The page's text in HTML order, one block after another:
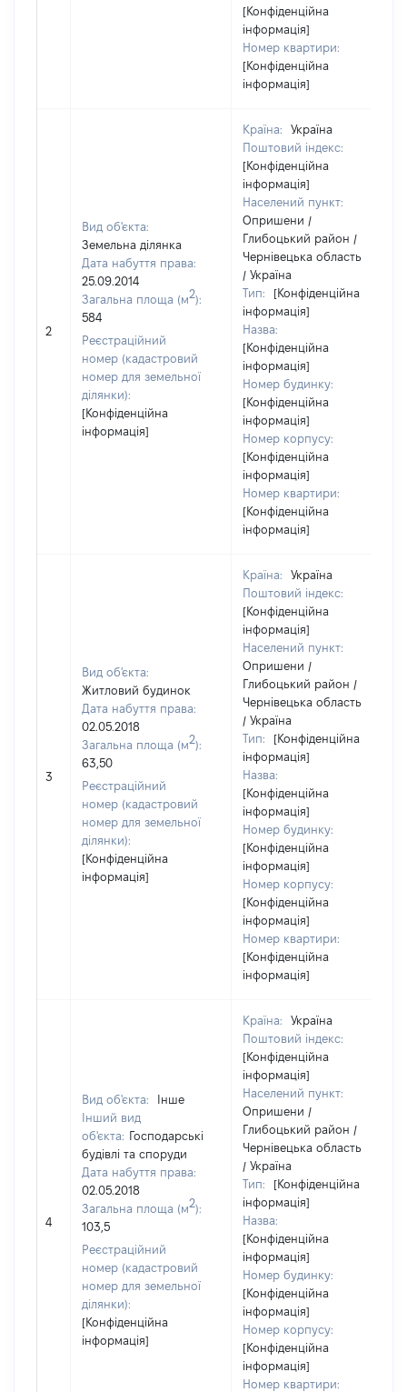
[Конфіденційна
інформація]
Номер квартири:
[Конфіденційна
інформація]
2
Вид об'єкта:
Земельна ділянка
Дата набуття права:
25.09.2014
Загальна площа (м2):
584
Реєстраційний
номер (кадастровий
номер для земельної
ділянки):
[Конфіденційна
інформація]
Країна:
Україна
Поштовий індекс:
[Конфіденційна
інформація]
Населений пункт:
Опришени /
Глибоцький район /
Чернівецька область
/ Україна
Тип:
[Конфіденційна
інформація]
Назва:
[Конфіденційна
інформація]
Номер будинку:
[Конфіденційна
інформація]
Номер корпусу:
[Конфіденційна
інформація]
Номер квартири:
[Конфіденційна
інформація]
3
Вид об'єкта:
Житловий будинок
Дата набуття права:
02.05.2018
Загальна площа (м2):
63,50
Реєстраційний
номер (кадастровий
номер для земельної
ділянки):
[Конфіденційна
інформація]
Країна:
Україна
Поштовий індекс:
[Конфіденційна
інформація]
Населений пункт:
Опришени /
Глибоцький район /
Чернівецька область
/ Україна
Тип:
[Конфіденційна
інформація]
Назва:
[Конфіденційна
інформація]
Номер будинку:
[Конфіденційна
інформація]
Номер корпусу:
[Конфіденційна
інформація]
Номер квартири:
[Конфіденційна
інформація]
4
Вид об'єкта:
Інше
Інший вид
об'єкта: Господарські
будівлі та споруди
Дата набуття права:
02.05.2018
Загальна площа (м2):
103,5
Реєстраційний
номер (кадастровий
номер для земельної
ділянки):
[Конфіденційна
інформація]
Країна:
Україна
Поштовий індекс:
[Конфіденційна
інформація]
Населений пункт:
Опришени /
Глибоцький район /
Чернівецька область
/ Україна
Тип:
[Конфіденційна
інформація]
Назва:
[Конфіденційна
інформація]
Номер будинку:
[Конфіденційна
інформація]
Номер корпусу:
[Конфіденційна
інформація]
Номер квартири: